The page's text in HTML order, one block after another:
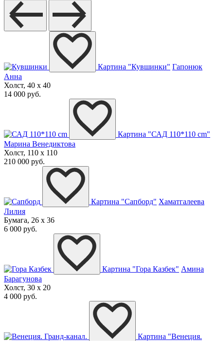
Картина "Кувшинки" Гапонюк
Анна
Холст, 40 x 40
14 000 руб.
Картина "САД 110*110 cm"
Марина Венедиктова
Холст, 110 x 110
210 000 руб.
Картина "Сапборд" Хаматгалеева
Лилия
Бумага, 26 x 36
6 000 руб.
Картина "Гора Казбек" Амина
Барагунова
Холст, 30 x 20
4 000 руб.
Картина "Венеция.